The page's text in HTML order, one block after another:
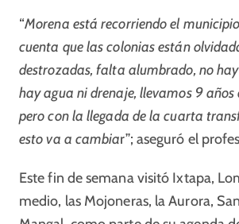
“Morena está recorriendo el
cuenta que las colonias están
destrozadas, falta alumbrado, no
hay agua ni drenaje, llevamos 9 años
pero con la llegada de la cuarta
esto va a cambiar”; aseguró el
Este fin de semana visitó Ixtapa,
medio, las Mojoneras, la Aurora,